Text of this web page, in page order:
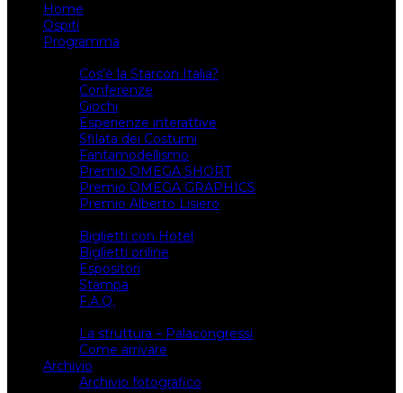
Home
Ospiti
Programma
Cos’è la Starcon Italia?
Conferenze
Giochi
Esperienze interattive
Sfilata dei Costumi
Fantamodellismo
Premio OMEGA SHORT
Premio OMEGA GRAPHICS
Premio Alberto Lisiero
Biglietti con Hotel
Biglietti online
Espositori
Stampa
F.A.Q.
La struttura – Palacongressi
Come arrivare
Archivio
Archivio fotografico